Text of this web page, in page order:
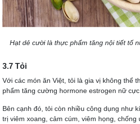
Hạt dẻ cười là thực phẩm tăng nội tiết tố
3.7 Tỏi
Với các món ăn Việt, tỏi là gia vị không thể
phẩm tăng cường hormone estrogen nữ cực
Bên cạnh đó, tỏi còn nhiều công dụng như
trị viêm xoang, cảm cúm, viêm họng, chống